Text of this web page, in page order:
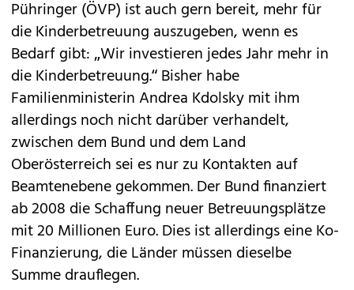
Pühringer (ÖVP) ist auch gern bereit, mehr für
die Kinderbetreuung auszugeben, wenn es
Bedarf gibt: „Wir investieren jedes Jahr mehr in
die Kinderbetreuung.“ Bisher habe
Familienministerin Andrea Kdolsky mit ihm
allerdings noch nicht darüber verhandelt,
zwischen dem Bund und dem Land
Oberösterreich sei es nur zu Kontakten auf
Beamtenebene gekommen. Der Bund finanziert
ab 2008 die Schaffung neuer Betreuungsplätze
mit 20 Millionen Euro. Dies ist allerdings eine Ko-
Finanzierung, die Länder müssen dieselbe
Summe drauflegen.